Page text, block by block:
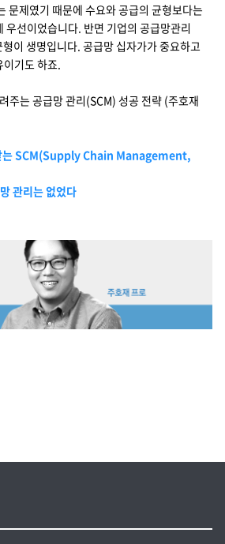
문제였기 때문에 수요와 공급의 균형보다는
우선이었습니다. 반면 기업의 공급망관리
이 생명입니다. 공급망 십자가가 중요하고
기도 하죠.
주는 공급망 관리(SCM) 성공 전략 (주호재
는 SCM(Supply Chain Management,
관리는 없었다